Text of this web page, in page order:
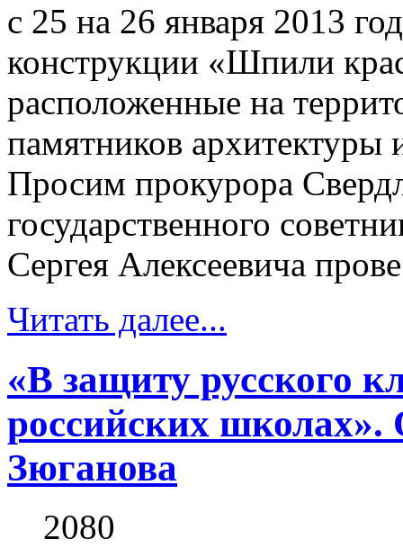
с 25 на 26 января 2013
конструкции «Шпили
расположенные на
памятников архитектуры
Просим прокурора
государственного
Сергея Алексеевича
Читать далее...
«В защиту русского
российских
Зюганова
2080